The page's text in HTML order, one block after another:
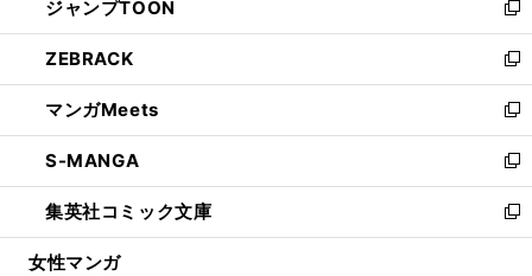
く
で
開
く
ド
ウ
で
開
く
ィ
ン
ド
ウ
で
開
く
い
ウ
ィ
ン
ド
ウ
で
開
く
ジャンプTOON
新
し
い
ウ
ィ
ン
ド
ウ
で
開
ZEBRACK
新
し
い
ウ
ィ
ン
ド
ウ
マンガMeets
新
し
い
ウ
ィ
ン
S-MANGA
新
し
い
ウ
集英社コミック文庫
新
し
女性マンガ